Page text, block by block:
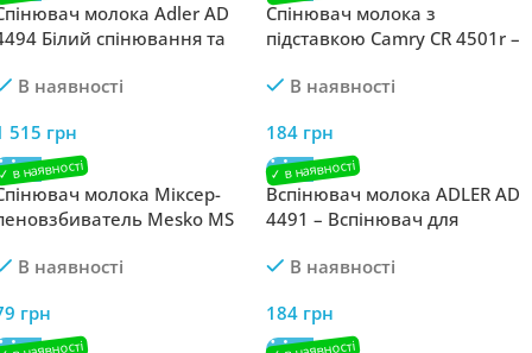
молока Adler AD
Білий спінювання та
В наявності
515 грн
Спінювач молока з
підставкою Camry CR 4501r –
від Camry
В наявності
184 грн
молока Міксер-
Mesko MS
піну для вашого
В наявності
грн
Вспінювач молока ADLER AD
4491 – Вспінювач для
напоїв від Adler
В наявності
184 грн